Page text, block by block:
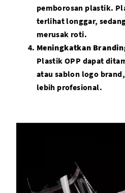
pemborosan plastik.
terlihat longgar,
merusak roti.
Meningkatkan
Plastik OPP dapat
atau sablon logo
lebih profesional.